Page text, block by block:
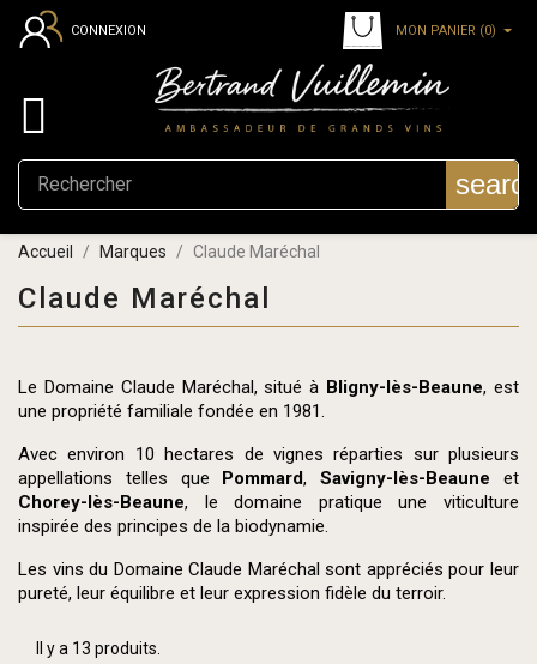
CONNEXION MON PANIER (0)

Accueil Marques Claude Maréchal
Claude Maréchal
Le Domaine Claude Maréchal, situé à Bligny-lès-Beaune, est
une propriété familiale fondée en 1981.
Avec environ 10 hectares de vignes réparties sur plusieurs
appellations telles que Pommard,Savigny-lès-Beaune et
Chorey-lès-Beaune, le domaine pratique une viticulture
inspirée des principes de la biodynamie.
Les vins du Domaine Claude Maréchal sont appréciés pour leur
pureté, leur équilibre et leur expression fidèle du terroir.
Il y a 13 produits.